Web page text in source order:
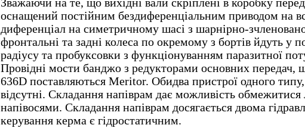
оснащений постійним бездиференціальним приводом на
диференціал на симетричному шасі з шарнірно-
фронтальні та задні колеса по окремому з бортів йдуть у
радіусу та пробуксовки з функціонуванням паразитної
Провідні мости банджо з редукторами основних передач,
636D поставляються Meritor. Обидва пристрої одного
відсутні. Складання напіврам дає можливість
напівосями. Складання напіврам досягається двома
керування керма є гідростатичним.